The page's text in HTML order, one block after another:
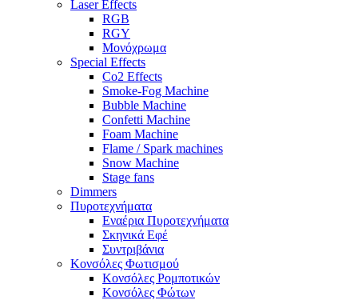
Laser Effects
RGB
RGY
Μονόχρωμα
Special Effects
Co2 Effects
Smoke-Fog Machine
Bubble Machine
Confetti Machine
Foam Machine
Flame / Spark machines
Snow Machine
Stage fans
Dimmers
Πυροτεχνήματα
Εναέρια Πυροτεχνήματα
Σκηνικά Εφέ
Συντριβάνια
Κονσόλες Φωτισμού
Κονσόλες Ρομποτικών
Κονσόλες Φώτων